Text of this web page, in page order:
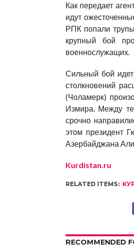
Как передает
идут
РПК попали трупы
крупный бой
военнослужащих.
Сильный бой
столкновений
(Чоламерк)
Измира. Между
срочно
этом президент
Азербайджана
Kurdistan.ru
RELATED ITEMS:
RECOMMENDED